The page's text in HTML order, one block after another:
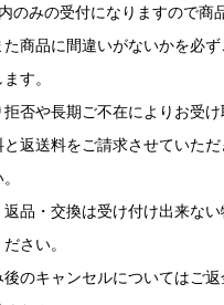
のみの受付になりますので商
商品に間違いがないかを必ず
す。
拒否や長期ご不在によりお受
返送料をご請求させていた
返品・交換は受け付け出来な
さい。
後のキャンセルについてはご